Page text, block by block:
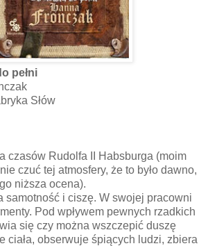
pełni
Słów
czasów Rudolfa II Habsburga (moim
czuć tej atmosfery, że to było dawno,
niższa ocena).
samotność i ciszę. W swojej pracowni
Pod wpływem pewnych rzadkich
się czy można wszczepić duszę
ciała, obserwuje śpiących ludzi, zbiera